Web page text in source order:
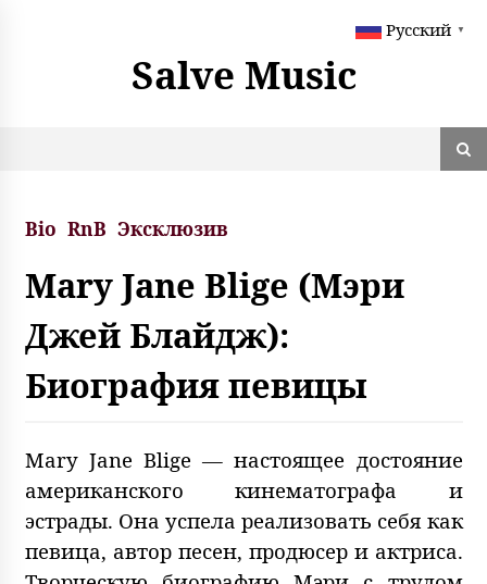
Salve Music
Bio RnB Эксклюзив
Mary Jane Blige (Мэри
Джей Блайдж):
Биография певицы
Mary Jane Blige — настоящее достояние
американского кинематографа и
эстрады. Она успела реализовать себя как
певица, автор песен, продюсер и актриса.
Русский ▼